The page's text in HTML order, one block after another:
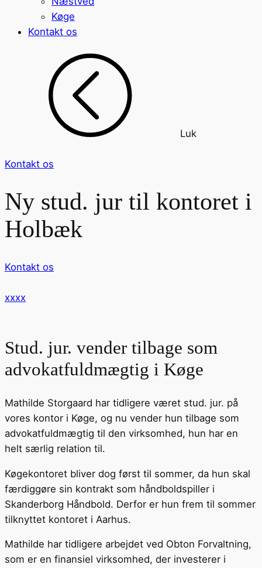
Køge
Kontakt os
Luk
Kontakt os
Ny stud. jur til kontoret i
Holbæk
Kontakt os
xxxx
Stud. jur. vender tilbage som
advokatfuldmægtig i Køge
Mathilde Storgaard har tidligere været stud. jur. på
vores kontor i Køge, og nu vender hun tilbage som
advokatfuldmægtig til den virksomhed, hun har en
helt særlig relation til.
Køgekontoret bliver dog først til sommer, da hun skal
færdiggøre sin kontrakt som håndboldspiller i
Skanderborg Håndbold. Derfor er hun frem til sommer
tilknyttet kontoret i Aarhus.
Mathilde har tidligere arbejdet ved Obton Forvaltning,
som er en finansiel virksomhed, der investerer i